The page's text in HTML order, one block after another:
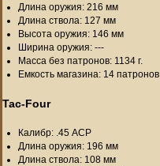
Длина оружия: 216 мм
Длина ствола: 127 мм
Высота оружия: 146 мм
Ширина оружия: ---
Масса без патронов: 1134 г.
Емкость магазина: 14 патронов
Tac-Four
Калибр: .45 ACP
Длина оружия: 196 мм
Длина ствола: 108 мм